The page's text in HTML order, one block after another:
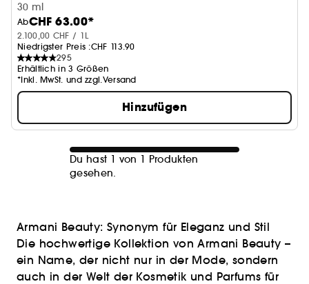
30 ml
AbCHF 63.00*
2.100,00 CHF / 1L
Niedrigster Preis :CHF 113.90
295
Erhältlich in 3 Größen
*Inkl. MwSt. und zzgl.Versand
Hinzufügen
Du hast 1 von 1 Produkten
gesehen.
Armani Beauty: Synonym für Eleganz und Stil
Die hochwertige Kollektion von Armani Beauty –
ein Name, der nicht nur in der Mode, sondern
auch in der Welt der Kosmetik und Parfums für